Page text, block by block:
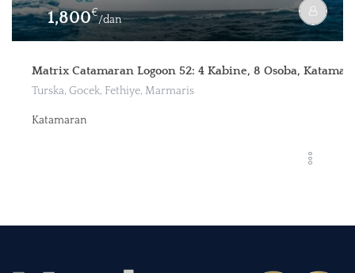
1,800€
/dan
Matrix Catamaran Logoon 52: 4 Kabine, 8 Osoba,
Turska, Gocek, Fethiye, Marmaris
Katamaran